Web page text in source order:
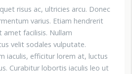
risus ac, ultricies arcu. Donec
varius. Etiam hendrerit
facilisis. Nullam
velit sodales vulputate.
iaculis, efficitur lorem at, luctus
Curabitur lobortis iaculis leo ut